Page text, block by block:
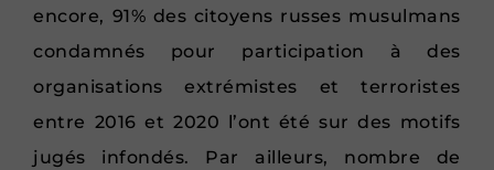
encore, 91% des citoyens russes musulmans
condamnés pour participation à des
organisations extrémistes et terroristes
entre 2016 et 2020 l’ont été sur des motifs
jugés infondés. Par ailleurs, nombre de